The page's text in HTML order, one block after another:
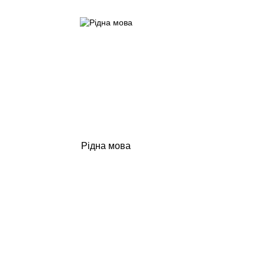
Рідна мова